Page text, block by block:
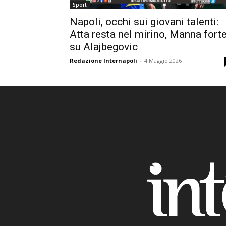
Sport
Napoli, occhi sui giovani talenti:
Atta resta nel mirino, Manna
su Alajbegovic
Redazione Internapoli - 4 Maggio 2026